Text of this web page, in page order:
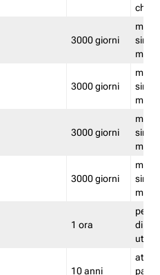
3000 giorni
3000 giorni
3000 giorni
3000 giorni
1 ora
di un
10 anni
attiva